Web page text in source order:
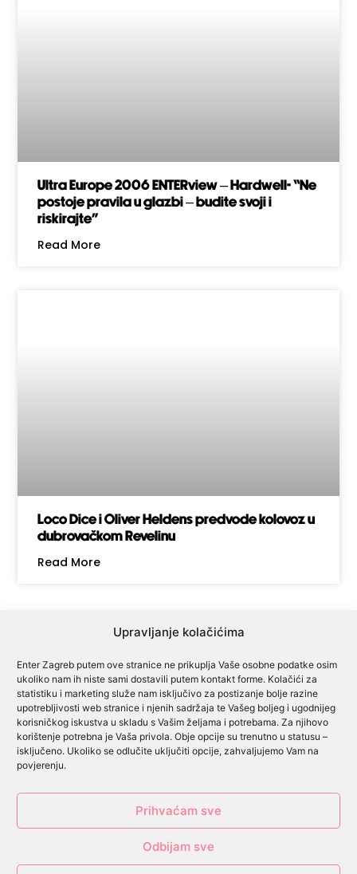
Upravljanje kolačićima
Enter Zagreb putem ove stranice ne prikuplja Vaše osobne podatke osim
ukoliko nam ih niste sami dostavili putem kontakt forme. Kolačići za
statistiku i marketing služe nam isključivo za postizanje bolje razine
upotrebljivosti web stranice i njenih sadržaja te Vašeg boljeg i ugodnijeg
korisničkog iskustva u skladu s Vašim željama i potrebama. Za njihovo
korištenje potrebna je Vaša privola. Obje opcije su trenutno u statusu –
isključeno. Ukoliko se odlučite uključiti opcije, zahvaljujemo Vam na
povjerenju.
Prihvaćam sve
Odbijam sve
Ultra Europe 2006 ENTERview – Hardwell- “Ne
postoje pravila u glazbi – budite svoji i
riskirajte”
Read More
Loco Dice i Oliver Heldens predvode kolovoz u
dubrovačkom Revelinu
Read More
Cjenik oglašavanja
Cjenik predsjednički izbori
Cjenik lokalni izbori
Izjava o privatnosti
Impressum